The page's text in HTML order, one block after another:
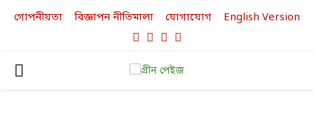
গোপনীয়তা বিজ্ঞাপন নীতিমালা যোগাযোগ English Version
Facebook
TwitterLinkedin
PRIMARY